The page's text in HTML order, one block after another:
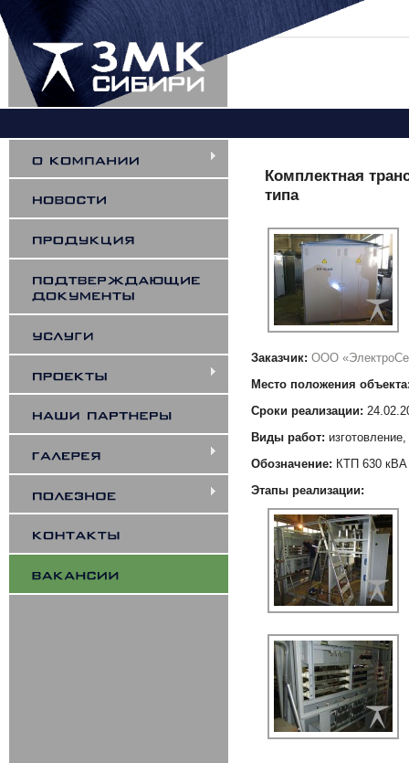
Комплектная
типа
Заказчик: ООО
Место положения
Сроки реализации:
Виды работ:
Обозначение: КТП 630 кВА
Этапы реализации: